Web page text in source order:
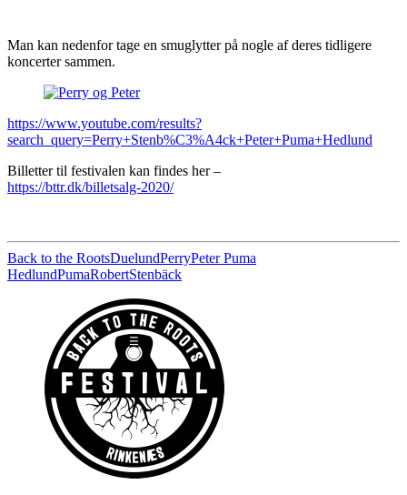
Man kan nedenfor tage en smuglytter på nogle af deres tidligere
koncerter sammen.
https://www.youtube.com/results?
search_query=Perry+Stenb%C3%A4ck+Peter+Puma+Hedlund
Billetter til festivalen kan findes her –
https://bttr.dk/billetsalg-2020/
Back to the RootsDuelundPerryPeter Puma
HedlundPumaRobertStenbäck